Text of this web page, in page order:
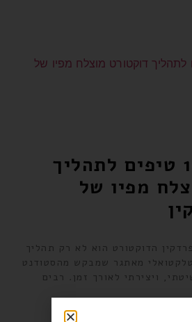
דוקטורט: 10 טיפים לתהליך
מפיו של
הדוקטורט הוא לא רק תהליך
מאתגר שמבקש מהסטודנט
ויצירתי לאורך זמן. רבים